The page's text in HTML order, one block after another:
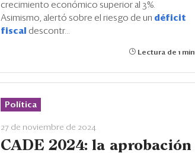
crecimiento económico superior al 3%.
Asimismo, alertó sobre el riesgo de un déficit
fiscal descontr...
Lectura de 1 min
Política
27 de noviembre de 2024
CADE 2024: la aprobación